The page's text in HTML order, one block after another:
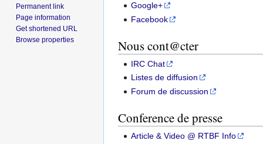
Google+
Facebook
Nous cont@cter
IRC Chat
Listes de diffusion
Forum de discussion
Conference de presse
Article & Video @ RTBF Info
Permanent link
Page information
Get shortened URL
Browse properties